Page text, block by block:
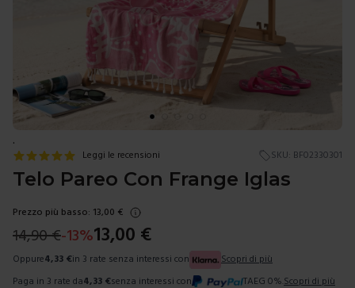
.
Leggi le recensioni SKU: BF02330301
Telo Pareo Con Frange Iglas
Prezzo più basso: 13,00 €
14,90€-13%13,00 €
Oppure4,33 €in 3 rate senza interessi con
Scopri di più
Paga in 3 rate da4,33 €senza interessi con TAEG 0%. Scopri di più